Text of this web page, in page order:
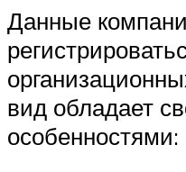
Данные
вид обладает
особенностями: